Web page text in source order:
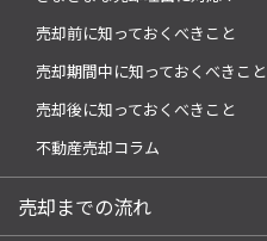
売却前に知っておくべきこと
売却期間中に知っておくべきこと
売却後に知っておくべきこと
不動産売却コラム
売却までの流れ